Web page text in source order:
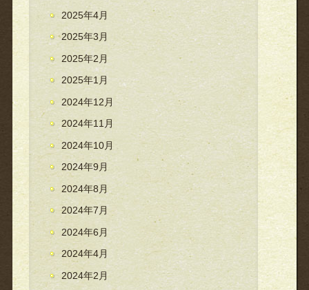
2025年4月
2025年3月
2025年2月
2025年1月
2024年12月
2024年11月
2024年10月
2024年9月
2024年8月
2024年7月
2024年6月
2024年4月
2024年2月